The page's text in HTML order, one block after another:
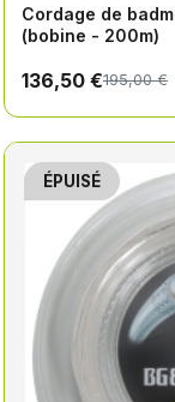
Cordage de
(bobine - 200m)
136,50 €195,00 €
ÉPUISÉ